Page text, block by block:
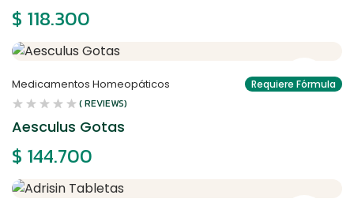
$ 118.300
Medicamentos Homeopáticos Requiere Fórmula
( REVIEWS)
Aesculus Gotas
$ 144.700